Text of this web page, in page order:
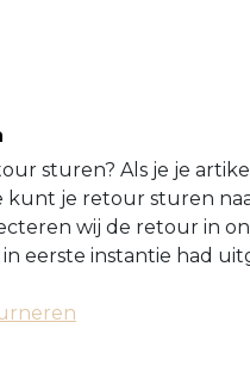
sturen? Als je je
je retour sturen
wij de retour in
eerste instantie had